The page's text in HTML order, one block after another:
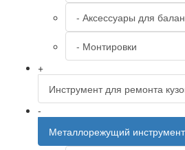
- Аксессуары для
- Монтировки
+
Инструмент для ремонта
-
Металлорежущий инструмент